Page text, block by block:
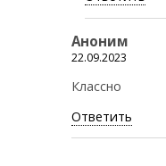
Аноним
22.09.2023
Классно
Ответить